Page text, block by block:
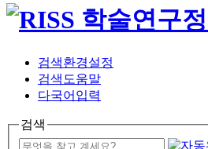
검색환경설정
검색도움말
다국어입력
검색